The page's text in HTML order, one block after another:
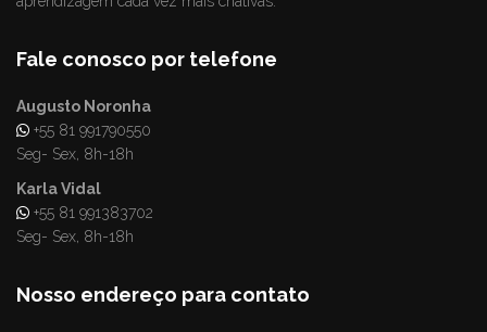
Fale conosco por telefone
Augusto Noronha
+55 81 991790550
Seg- Sex, 8h-18h
Karla Vidal
+55 81 991383702
Seg- Sex, 8h-18h
Nosso endereço para contato